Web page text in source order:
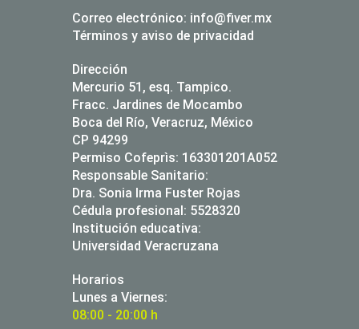
Correo electrónico: info@fiver.mx
Términos y aviso de privacidad
Dirección
Mercurio 51, esq. Tampico.
Fracc. Jardines de Mocambo
Boca del Río, Veracruz, México
CP 94299
Permiso Cofeprìs: 163301201A052
Responsable Sanitario:
Dra. Sonia Irma Fuster Rojas
Cédula profesional: 5528320
Institución educativa:
Universidad Veracruzana
Horarios
Lunes a Viernes:
08:00 - 20:00 h